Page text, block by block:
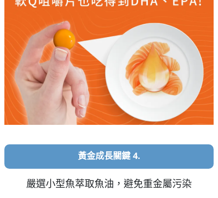
黃金成長關鍵 4.
嚴選小型魚萃取魚油，避免重金屬污染